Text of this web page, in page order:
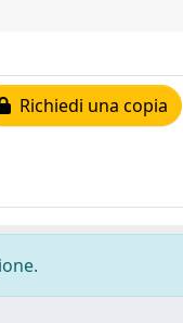
Richiedi una copia